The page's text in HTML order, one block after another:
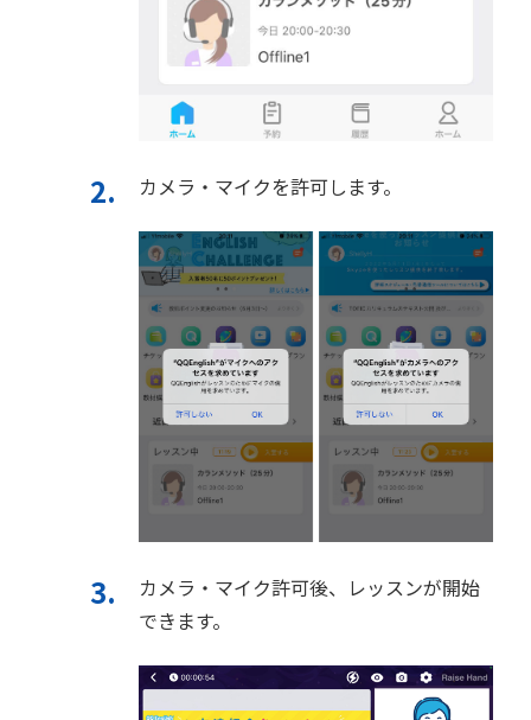
カメラ・マイクを許可します。
カメラ・マイク許可後、レッスンが開始
できます。